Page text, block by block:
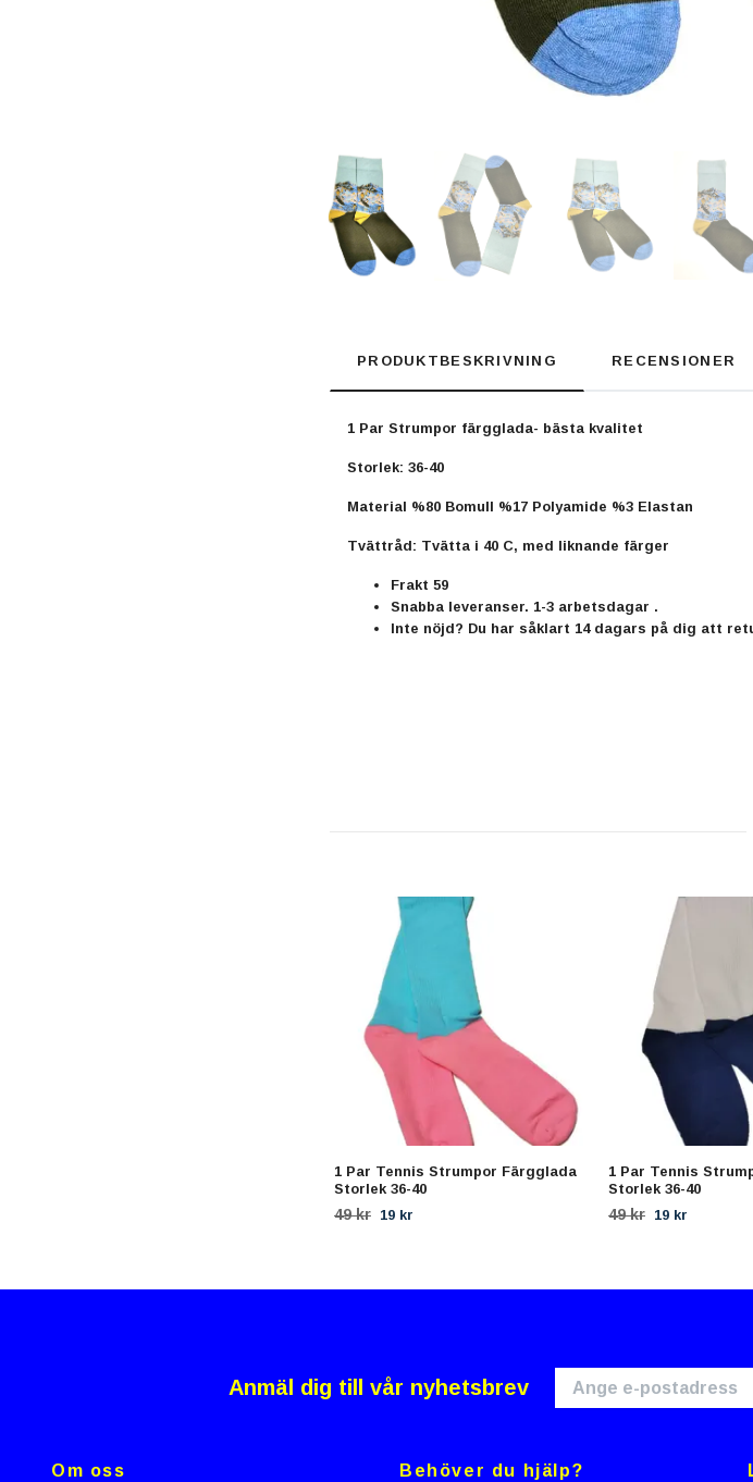
PRODUKTBESKRIVNING RECENSIONER
1 Par Strumpor färgglada- bästa kvalitet
Storlek: 36-40
Material %80 Bomull %17 Polyamide %3 Elastan
Tvättråd: Tvätta i 40 C, med liknande färger
Frakt 59
Snabba leveranser. 1-3 arbetsdagar .
Inte nöjd? Du har såklart 14 dagars på dig att
1 Par Tennis Strumpor Färgglada
Storlek 36-40
49 kr 19 kr
1 Par Tennis
Storlek 36-40
49 kr 19 kr
Anmäl dig till vår nyhetsbrev
Om oss Behöver du hjälp?